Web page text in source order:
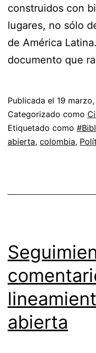
construidos con
lugares, no sólo
de América
documento que
Publicada el 19
Categorizado como
Etiquetado como
abierta, colombia,
abierta